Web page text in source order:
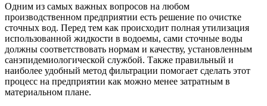
Одним из самых важных вопросов на любом
производственном предприятии есть решение по очистке
сточных вод. Перед тем как происходит полная утилизация
использованной жидкости в водоемы, сами сточные воды
должны соответствовать нормам и качеству, установленным
санэпидемиологической службой. Также правильный и
наиболее удобный метод фильтрации помогает сделать этот
процесс на предприятии как можно менее затратным в
материальном плане.